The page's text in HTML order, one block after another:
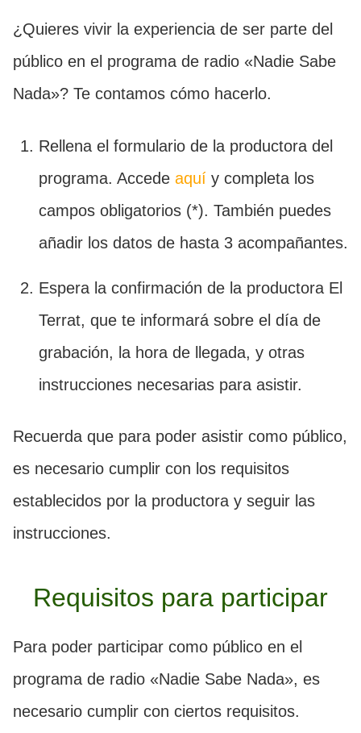
¿Quieres vivir la experiencia de ser parte del
público en el programa de radio «Nadie Sabe
Nada»? Te contamos cómo hacerlo.
Rellena el formulario de la productora del
programa. Accede aquí y completa los
campos obligatorios (*). También puedes
añadir los datos de hasta 3 acompañantes.
Espera la confirmación de la productora El
Terrat, que te informará sobre el día de
grabación, la hora de llegada, y otras
instrucciones necesarias para asistir.
Recuerda que para poder asistir como público,
es necesario cumplir con los requisitos
establecidos por la productora y seguir las
instrucciones.
Requisitos para participar
Para poder participar como público en el
programa de radio «Nadie Sabe Nada», es
necesario cumplir con ciertos requisitos.